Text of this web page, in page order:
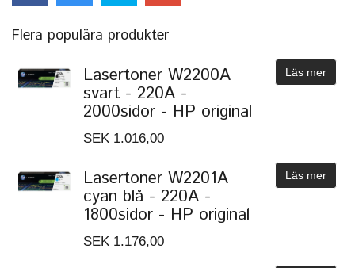
Flera populära produkter
Lasertoner W2200A
svart - 220A -
2000sidor - HP original
SEK 1.016,00
Läs mer
Lasertoner W2201A
cyan blå - 220A -
1800sidor - HP original
SEK 1.176,00
Läs mer